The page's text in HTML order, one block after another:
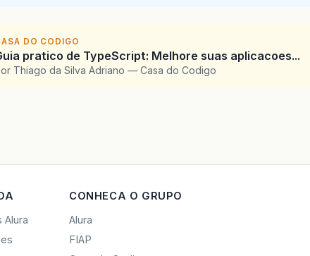
DO CODIGO
pratico de TypeScript: Melhore suas aplicacoes...
Thiago da Silva Adriano — Casa do Codigo
Alura
CONHECA O GRUPO
Alura
FIAP